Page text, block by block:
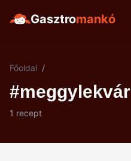
Gasztromankó
Főoldal /
#meggylekvár
1 recept